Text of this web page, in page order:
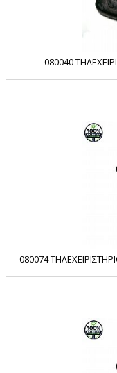
080040
080074